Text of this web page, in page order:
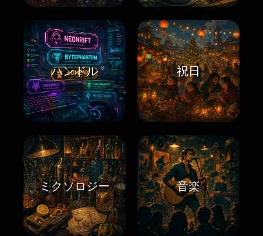
ハンドル 祝日
ミクソロジー 音楽